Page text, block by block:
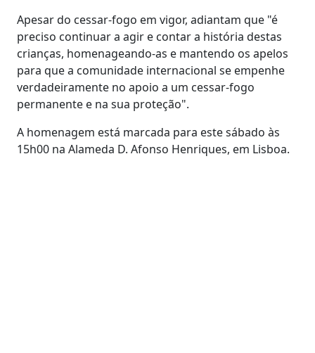
Apesar do cessar-fogo em vigor, adiantam que "é
preciso continuar a agir e contar a história destas
crianças, homenageando-as e mantendo os apelos
para que a comunidade internacional se empenhe
verdadeiramente no apoio a um cessar-fogo
permanente e na sua proteção".
A homenagem está marcada para este sábado às
15h00 na Alameda D. Afonso Henriques, em Lisboa.